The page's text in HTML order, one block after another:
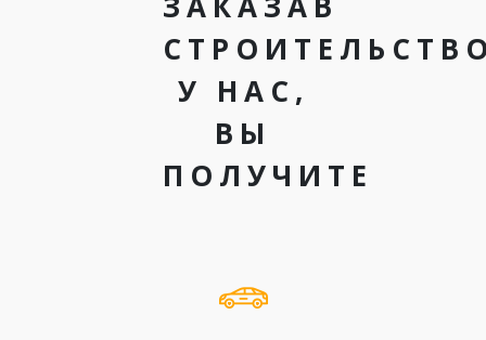
У НАС,
ВЫ
ПОЛУЧИТЕ